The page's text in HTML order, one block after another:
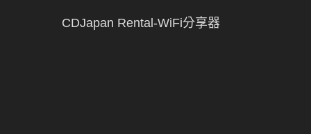
CDJapan Rental-WiFi分享器